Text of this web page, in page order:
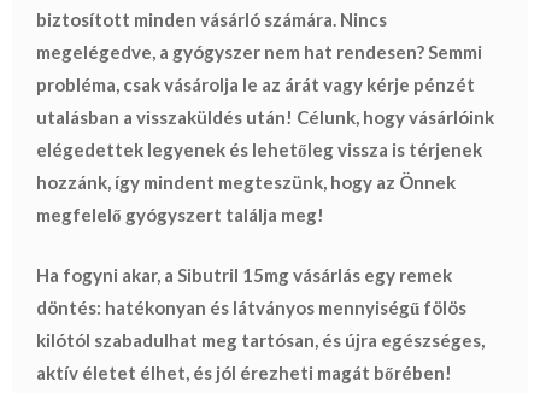
biztosított minden vásárló számára. Nincs
megelégedve, a gyógyszer nem hat rendesen? Semmi
probléma, csak vásárolja le az árát vagy kérje pénzét
utalásban a visszaküldés után! Célunk, hogy vásárlóink
elégedettek legyenek és lehetőleg vissza is térjenek
hozzánk, így mindent megteszünk, hogy az Önnek
megfelelő gyógyszert találja meg!
Ha fogyni akar, a Sibutril 15mg vásárlás egy remek
döntés: hatékonyan és látványos mennyiségű fölös
kilótól szabadulhat meg tartósan, és újra egészséges,
aktív életet élhet, és jól érezheti magát bőrében!